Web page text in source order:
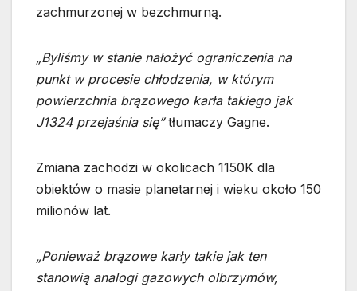
zachmurzonej w bezchmurną.
„Byliśmy w stanie nałożyć ograniczenia na
punkt w procesie chłodzenia, w którym
powierzchnia brązowego karła takiego jak
J1324 przejaśnia się”tłumaczy Gagne.
Zmiana zachodzi w okolicach 1150K dla
obiektów o masie planetarnej i wieku około 150
milionów lat.
„Ponieważ brązowe karły takie jak ten
stanowią analogi gazowych olbrzymów,